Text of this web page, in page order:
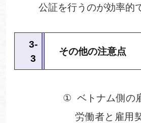
公証を行うのが効率的
3‐
3
その他の注意点
① ベトナム側の
労働者と雇用